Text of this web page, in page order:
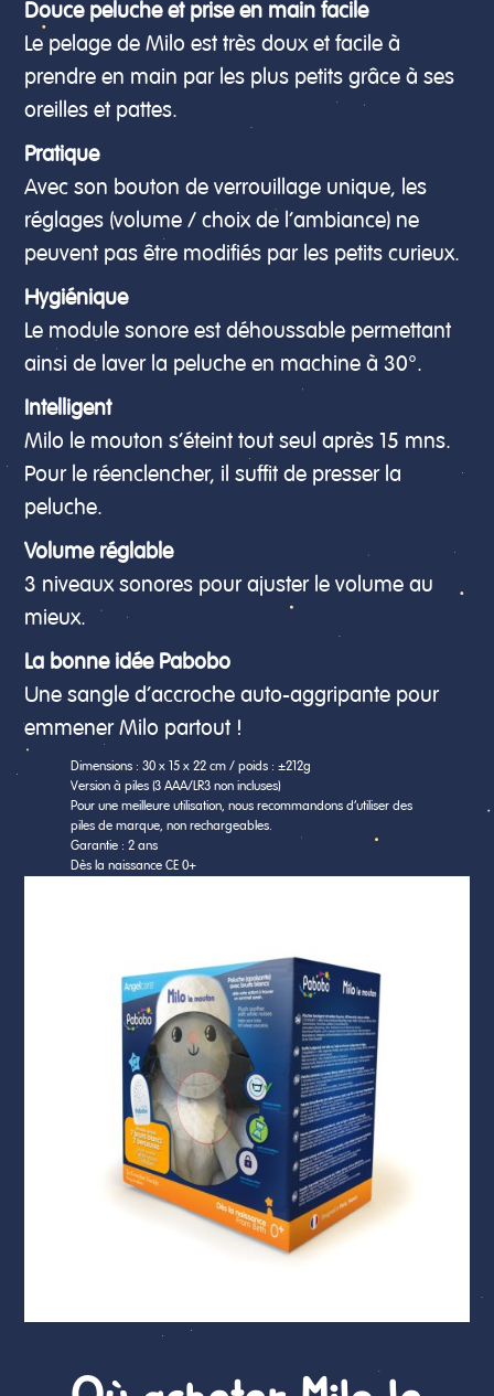
Douce peluche et prise en main facile
Le pelage de Milo est très doux et facile à
prendre en main par les plus petits grâce à ses
oreilles et pattes.
Pratique
Avec son bouton de verrouillage unique, les
réglages (volume / choix de l’ambiance) ne
peuvent pas être modifiés par les petits curieux.
Hygiénique
Le module sonore est déhoussable permettant
ainsi de laver la peluche en machine à 30°.
Intelligent
Milo le mouton s’éteint tout seul après 15 mns.
Pour le réenclencher, il suffit de presser la
peluche.
Volume réglable
3 niveaux sonores pour ajuster le volume au
mieux.
La bonne idée Pabobo
Une sangle d’accroche auto-aggripante pour
emmener Milo partout !
Dimensions : 30 x 15 x 22 cm / poids : ±212g
Version à piles (3 AAA/LR3 non incluses)
Pour une meilleure utilisation, nous recommandons d’utiliser des
piles de marque, non rechargeables.
Garantie : 2 ans
Dès la naissance CE 0+